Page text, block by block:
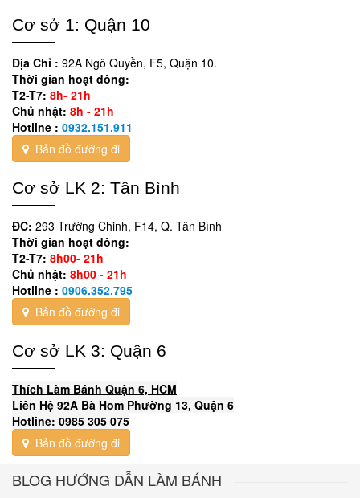
Cơ sở 1: Quận 10
Địa Chỉ : 92A Ngô Quyền, F5, Quận 10.
Thời gian hoạt đông:
T2-T7: 8h- 21h
Chủ nhật: 8h - 21h
Hotline : 0932.151.911
Bản đồ đường đi
Cơ sở LK 2: Tân Bình
ĐC: 293 Trường Chinh, F14, Q. Tân Bình
Thời gian hoạt đông:
T2-T7: 8h00- 21h
Chủ nhật: 8h00 - 21h
Hotline : 0906.352.795
Bản đồ đường đi
Cơ sở LK 3: Quận 6
Thích Làm Bánh Quận 6, HCM
Liên Hệ 92A Bà Hom Phường 13, Quận 6
Hotline: 0985 305 075
Bản đồ đường đi
BLOG HƯỚNG DẪN LÀM BÁNH